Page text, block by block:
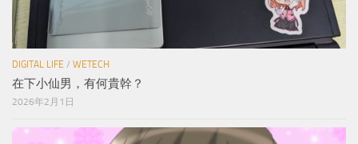
DIGITAL LIFE / WETECH
在下小仙男，有何貴幹？
2026年2月1日